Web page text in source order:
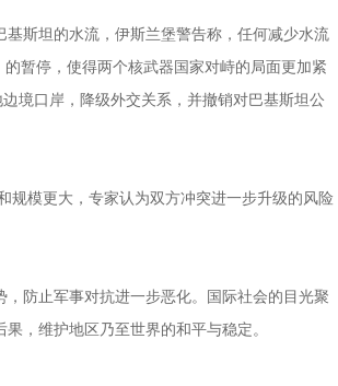
斯坦的水流，伊斯兰堡警告称，任何减少水流
暂停，使得两个核武器国家对峙的局面更加紧
境口岸，降级外交关系，并撤销对巴基斯坦公
规模更大，专家认为双方冲突进一步升级的风险
防止军事对抗进一步恶化。国际社会的目光聚
，维护地区乃至世界的和平与稳定。